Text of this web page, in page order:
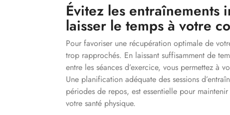
Évitez les
laisser le temps à votre
Pour favoriser une récupération optimale de
trop rapprochés. En laissant suffisamment de
entre les séances d’exercice, vous permettez à
Une planification adéquate des sessions
périodes de repos, est essentielle pour
votre santé physique.